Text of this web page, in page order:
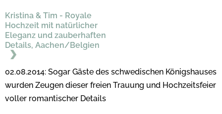
Kristina & Tim - Royale
Hochzeit mit natürlicher
Eleganz und zauberhaften
Details, Aachen/Belgien
02.08.2014: Sogar Gäste des schwedischen Königshauses
wurden Zeugen dieser freien Trauung und Hochzeitsfeier
voller romantischer Details